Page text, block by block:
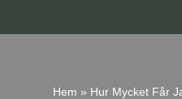
innehållHem » Hur Mycket Får